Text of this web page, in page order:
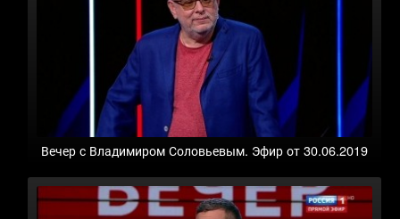
Вечер с Владимиром Соловьевым. Эфир от 30.06.2019